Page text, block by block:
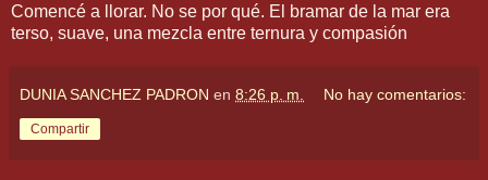
Comencé a llorar. No se por qué. El bramar de la mar era
terso, suave, una mezcla entre ternura y compasión
DUNIA SANCHEZ PADRON en 8:26 p. m. No hay comentarios:
Compartir